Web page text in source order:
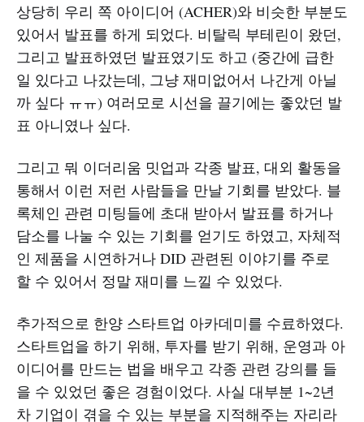
상당히 우리 쪽 아이디어 (ACHER)와 비슷한 부분도
있어서 발표를 하게 되었다. 비탈릭 부테린이 왔던,
그리고 발표하였던 발표였기도 하고 (중간에 급한
일 있다고 나갔는데, 그냥 재미없어서 나간게 아닐
까 싶다 ㅠㅠ) 여러모로 시선을 끌기에는 좋았던 발
표 아니였나 싶다.
그리고 뭐 이더리움 밋업과 각종 발표, 대외 활동을
통해서 이런 저런 사람들을 만날 기회를 받았다. 블
록체인 관련 미팅들에 초대 받아서 발표를 하거나
담소를 나눌 수 있는 기회를 얻기도 하였고, 자체적
인 제품을 시연하거나 DID 관련된 이야기를 주로
할 수 있어서 정말 재미를 느낄 수 있었다.
추가적으로 한양 스타트업 아카데미를 수료하였다.
스타트업을 하기 위해, 투자를 받기 위해, 운영과 아
이디어를 만드는 법을 배우고 각종 관련 강의를 들
을 수 있었던 좋은 경험이었다. 사실 대부분 1~2년
차 기업이 겪을 수 있는 부분을 지적해주는 자리라